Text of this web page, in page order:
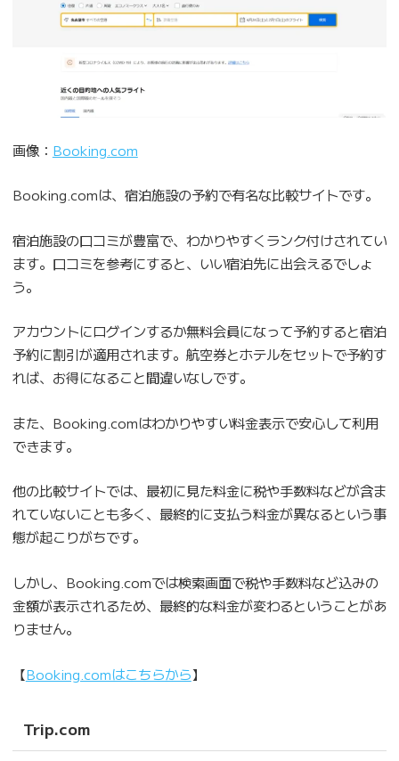
画像： Booking.com
Booking.comは、宿泊施設の予約で有名な比較サイトです。
宿泊施設の口コミが豊富で、わかりやすくランク付けされてい
ます。口コミを参考にすると、いい宿泊先に出会えるでしょ
う。
アカウントにログインするか無料会員になって予約すると宿泊
予約に割引が適用されます。航空券とホテルをセットで予約す
れば、お得になること間違いなしです。
また、Booking.comはわかりやすい料金表示で安心して利用
できます。
他の比較サイトでは、最初に見た料金に税や手数料などが含ま
れていないことも多く、最終的に支払う料金が異なるという事
態が起こりがちです。
しかし、Booking.comでは検索画面で税や手数料など込みの
金額が表示されるため、最終的な料金が変わるということがあ
りません。
【Booking.comはこちらから】
Trip.com